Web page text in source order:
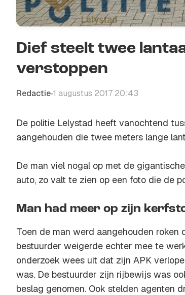
Dief steelt twee
verstoppen
Redactie•1 augustus 2017 20:43
De politie Lelystad heeft vanochtend
aangehouden die twee meters lange
De man viel nogal op met de
auto, zo valt te zien op een foto die de
Man had meer op zijn
Toen de man werd aangehouden roken
bestuurder weigerde echter mee te
onderzoek wees uit dat zijn APK
was. De bestuurder zijn rijbewijs was
beslag genomen. Ook stelden agenten